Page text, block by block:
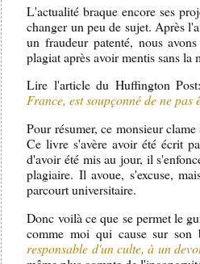
L'actualité braque encore ses
changer un peu de sujet. Après
un fraudeur patenté, nous
plagiat après avoir mentis sans la
Lire l'article du Huffington
France, est soupçonné de ne
Pour résumer, ce monsieur
Ce livre s'avère avoir été écrit
d'avoir été mis au jour, il
plagiaire. Il avoue, s'excuse,
parcourt universitaire.
Donc voilà ce que se permet le
comme moi qui cause sur son
responsable d'un culte, à un